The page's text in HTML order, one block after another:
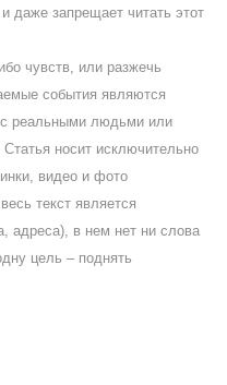
даже запрещает читать этот
чувств, или разжечь
события являются
реальными людьми или
носит исключительно
видео и фото
текст является
адреса), в нем нет ни слова
цель – поднять